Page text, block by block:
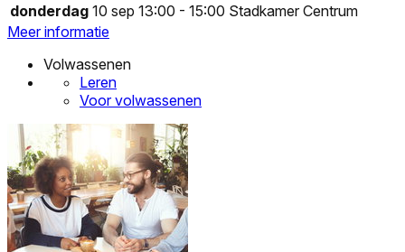
donderdag 10 sep 13:00 - 15:00 Stadkamer Centrum
Meer informatie
Volwassenen
Leren
Voor volwassenen